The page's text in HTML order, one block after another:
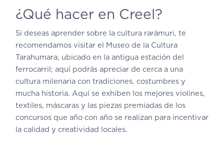
¿Qué hacer en Creel?
Si deseas aprender sobre la cultura rarámuri, te
recomendamos visitar el Museo de la Cultura
Tarahumara, ubicado en la antigua estación del
ferrocarril; aquí podrás apreciar de cerca a una
cultura milenaria con tradiciones, costumbres y
mucha historia. Aquí se exhiben los mejores violines,
textiles, máscaras y las piezas premiadas de los
concursos que año con año se realizan para incentivar
la calidad y creatividad locales.